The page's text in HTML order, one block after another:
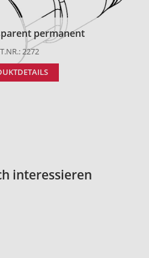
permanent
2272
interessieren